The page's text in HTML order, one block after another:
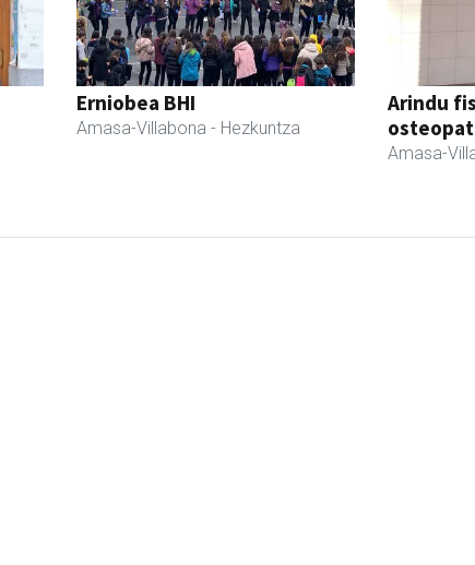
Erniobea BHI
Amasa-Villabona - Hezkuntza
Arindu
Amasa-